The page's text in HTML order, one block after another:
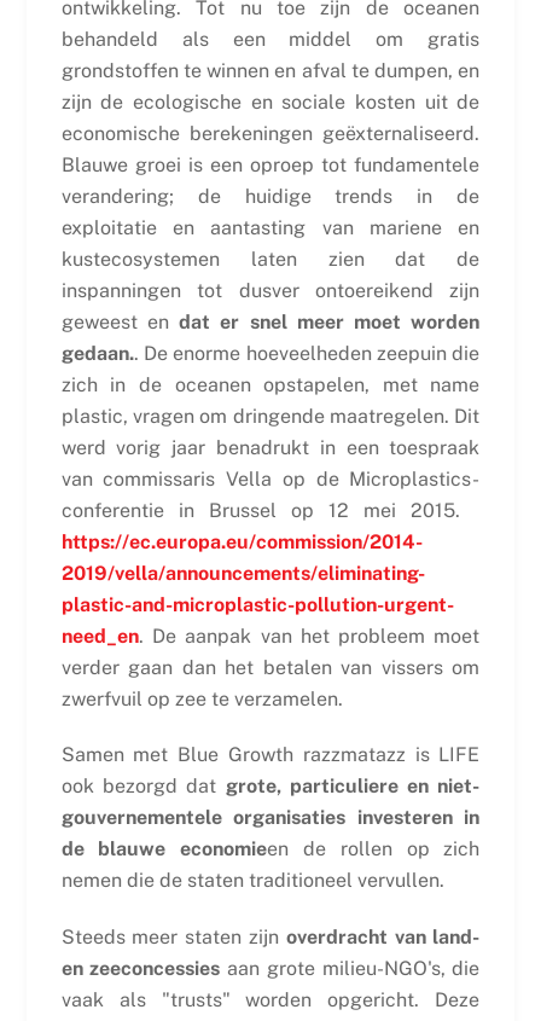
ontwikkeling. Tot nu toe zijn de oceanen
behandeld als een middel om gratis
grondstoffen te winnen en afval te dumpen, en
zijn de ecologische en sociale kosten uit de
economische berekeningen geëxternaliseerd.
Blauwe groei is een oproep tot fundamentele
verandering; de huidige trends in de
exploitatie en aantasting van mariene en
kustecosystemen laten zien dat de
inspanningen tot dusver ontoereikend zijn
geweest en dat er snel meer moet worden
gedaan.. De enorme hoeveelheden zeepuin die
zich in de oceanen opstapelen, met name
plastic, vragen om dringende maatregelen. Dit
werd vorig jaar benadrukt in een toespraak
van commissaris Vella op de Microplastics-
conferentie in Brussel op 12 mei 2015.
https://ec.europa.eu/commission/2014-
2019/vella/announcements/eliminating-
plastic-and-microplastic-pollution-urgent-
need_en. De aanpak van het probleem moet
verder gaan dan het betalen van vissers om
zwerfvuil op zee te verzamelen.
Samen met Blue Growth razzmatazz is LIFE
ook bezorgd dat grote, particuliere en niet-
gouvernementele organisaties investeren in
de blauwe economieen de rollen op zich
nemen die de staten traditioneel vervullen.
Steeds meer staten zijn overdracht van land-
en zeeconcessies aan grote milieu-NGO's, die
vaak als "trusts" worden opgericht. Deze